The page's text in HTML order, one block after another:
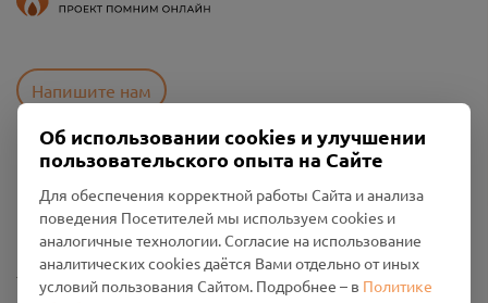
Напишите нам
Политика конфиденциальности
Промо-материалы
Настройки cookies
Об использовании cookies и улучшении
пользовательского опыта на Сайте
Для обеспечения корректной работы Сайта и анализа
поведения Посетителей мы используем cookies и
аналогичные технологии. Согласие на использование
аналитических cookies даётся Вами отдельно от иных
условий пользования Сайтом. Подробнее – в Политике